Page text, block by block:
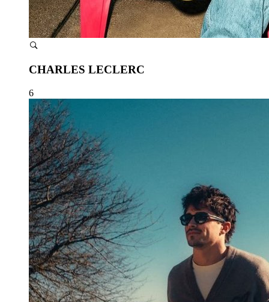
CHARLES LECLERC
6